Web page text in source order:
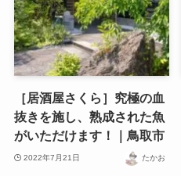
［居酒屋さくら］究極の血
抜きを施し、熟成された魚
がいただけます！｜鳥取市
2022年7月21日 たかお